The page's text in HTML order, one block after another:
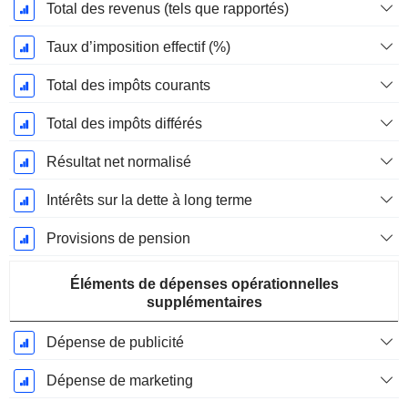
Total des revenus (tels que rapportés)
Taux d’imposition effectif (%)
Total des impôts courants
Total des impôts différés
Résultat net normalisé
Intérêts sur la dette à long terme
Provisions de pension
Éléments de dépenses opérationnelles
supplémentaires
Dépense de publicité
Dépense de marketing